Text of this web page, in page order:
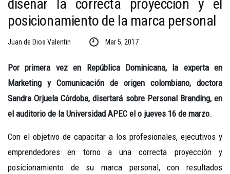
diseñar la correcta proyección y el
posicionamiento de la marca personal
Juan de Dios Valentin Mar 5, 2017
Por primera vez en República Dominicana, la experta en
Marketing y Comunicación de origen colombiano, doctora
Sandra Orjuela Córdoba, disertará sobre Personal Branding, en
el auditorio de la Universidad APEC el o jueves 16 de marzo.
Con el objetivo de capacitar a los profesionales, ejecutivos y
emprendedores en torno a una correcta proyección y
posicionamiento de su marca personal, con resultados